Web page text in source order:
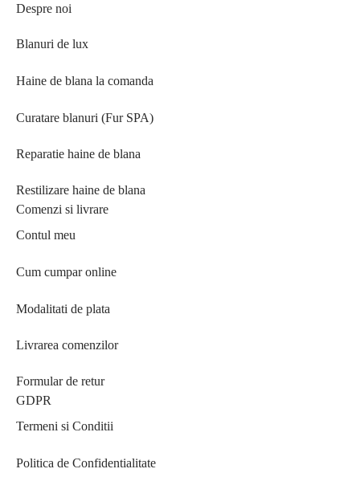
Despre noi
Blanuri de lux
Haine de blana la comanda
Curatare blanuri (Fur SPA)
Reparatie haine de blana
Restilizare haine de blana
Comenzi si livrare
Contul meu
Cum cumpar online
Modalitati de plata
Livrarea comenzilor
Formular de retur
GDPR
Termeni si Conditii
Politica de Confidentialitate